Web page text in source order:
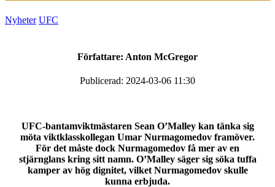
Nyheter UFC
Författare: Anton McGregor
Publicerad: 2024-03-06 11:30
UFC-bantamviktmästaren Sean O’Malley kan tänka sig
möta viktklasskollegan Umar Nurmagomedov framöver.
För det måste dock Nurmagomedov få mer av en
stjärnglans kring sitt namn. O’Malley säger sig söka tuffa
kamper av hög dignitet, vilket Nurmagomedov skulle
kunna erbjuda.